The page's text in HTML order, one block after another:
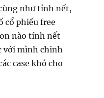
như tính nết,
cổ phiếu free
nào tính nết
với mình chinh
case khó cho